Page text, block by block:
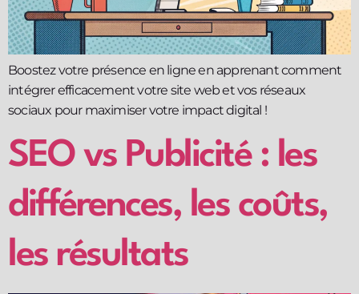
Boostez votre présence en ligne en apprenant comment
intégrer efficacement votre site web et vos réseaux
sociaux pour maximiser votre impact digital !
SEO vs Publicité : les
différences, les coûts,
les résultats